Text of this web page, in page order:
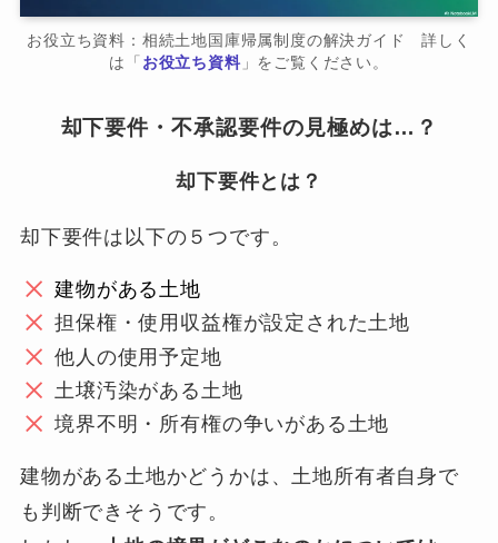
お役立ち資料：相続土地国庫帰属制度の解決ガイド 詳しく
は「 お役立ち資料」をご覧ください。
却下要件・不承認要件の見極めは…？
却下要件とは？
却下要件は以下の５つです。
建物がある土地
担保権・使用収益権が設定された土地
他人の使用予定地
土壌汚染がある土地
境界不明・所有権の争いがある土地
建物がある土地かどうかは、土地所有者自身で
も判断できそうです。